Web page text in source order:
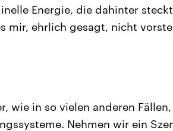
Energie, die dahinter
mir, ehrlich gesagt, nicht
wie in so vielen anderen
Nehmen wir ein